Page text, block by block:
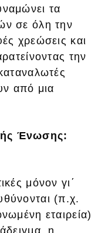
τα
σε όλη την
χρεώσεις και
την
από μια
Ένωσης:
μόνον γι΄
(π.χ.
εταιρεία)